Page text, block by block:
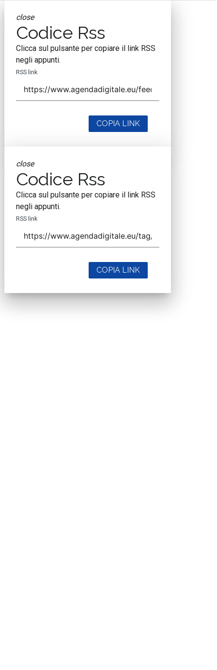
close
Codice Rss
Clicca sul pulsante per copiare il link RSS
negli appunti.
RSS link
COPIA LINK
close
Codice Rss
Clicca sul pulsante per copiare il link RSS
negli appunti.
RSS link
COPIA LINK